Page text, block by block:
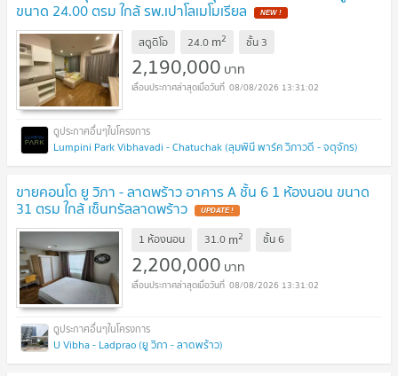
ขนาด 24.00 ตรม ใกล้ รพ.เปาโลเมโมเรียล NEW !
สตูดิโอ 24.0 m2 ชั้น 3
2,190,000 บาท
08/08/2026 13:31:02
Lumpini Park Vibhavadi - Chatuchak (ลุมพินี พาร์ค วิภาวดี - จตุจักร)
ขายคอนโด ยู วิภา - ลาดพร้าว อาคาร A ชั้น 6 1 ห้องนอน ขนาด
31 ตรม ใกล้ เซ็นทรัลลาดพร้าว UPDATE !
1 ห้องนอน 31.0 m2 ชั้น6
2,200,000 บาท
08/08/2026 13:31:02
U Vibha - Ladprao (ยู วิภา - ลาดพร้าว)